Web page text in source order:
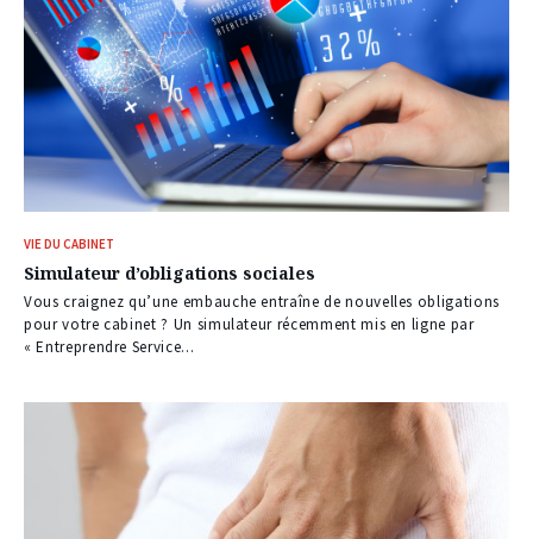
VIE DU CABINET
Simulateur d’obligations sociales
Vous craignez qu’une embauche entraîne de nouvelles obligations
pour votre cabinet ? Un simulateur récemment mis en ligne par
« Entreprendre Service...